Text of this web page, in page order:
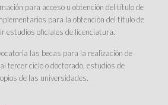
para acceso u obtención del título de
para la obtención del título de
estudios oficiales de licenciatura.
las becas para la realización de
tercer ciclo o doctorado, estudios de
de las universidades.